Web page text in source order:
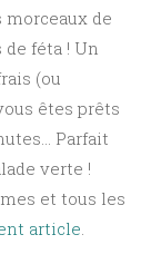
morceaux de
féta ! Un
(ou
êtes prêts
Parfait
verte !
et tous les
article